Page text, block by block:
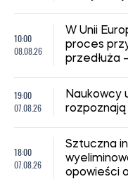
10:00
08.08.26
W Unii
proces
przedłuża –
19:00
07.08.26
Naukowcy
rozpoznają
18:00
07.08.26
Sztuczna
opowieści